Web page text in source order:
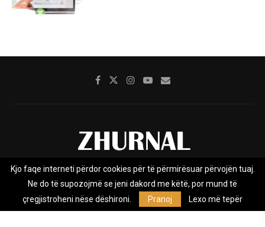
Rreth nesh Impresumi Marketing
Privacy Policy
Zhurnal.mk është Agjenci e Lajmeve e pavarur, e themeluar në vitin
Kjo faqe interneti përdor cookies për të përmirësuar përvojën tuaj.
Ne do të supozojmë se jeni dakord me këtë, por mund të
çregjistroheni nëse dëshironi.
Pranoj Lexo më tepër